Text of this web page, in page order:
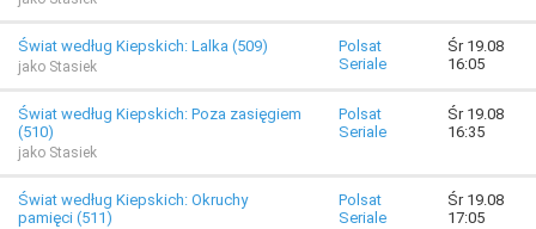
Świat według Kiepskich: Lalka (509)
jako Stasiek
Polsat
Seriale
Śr 19.08
16:05
Świat według Kiepskich: Poza zasięgiem
(510)
jako Stasiek
Polsat
Seriale
Śr 19.08
16:35
Świat według Kiepskich: Okruchy
pamięci (511)
Polsat
Seriale
Śr 19.08
17:05